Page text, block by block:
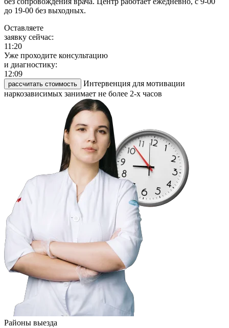
до 19-00 без выходных.
Оставляете
заявку сейчас:
11:20
Уже проходите консультацию
и диагностику:
12:09
рассчитать стоимость
Интервенция для мотивации
наркозависимых занимает не более 2-х часов
Районы выезда